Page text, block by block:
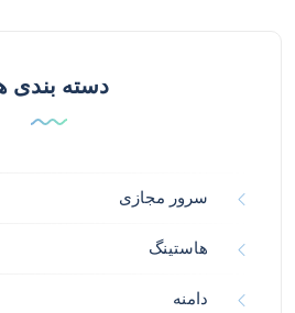
دسته بندی ها
سرور مجازی
هاستینگ
دامنه